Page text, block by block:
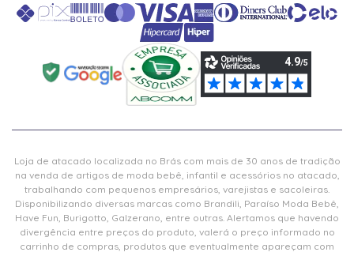
Loja de atacado localizada no Brás com mais de 30 anos de tradição
na venda de artigos de moda bebê, infantil e acessórios no atacado,
trabalhando com pequenos empresários, varejistas e sacoleiras.
Disponibilizando diversas marcas como Brandili, Paraíso Moda Bebê,
Have Fun, Burigotto, Galzerano, entre outras. Alertamos que havendo
divergência entre preços do produto, valerá o preço informado no
carrinho de compras, produtos que eventualmente apareçam com